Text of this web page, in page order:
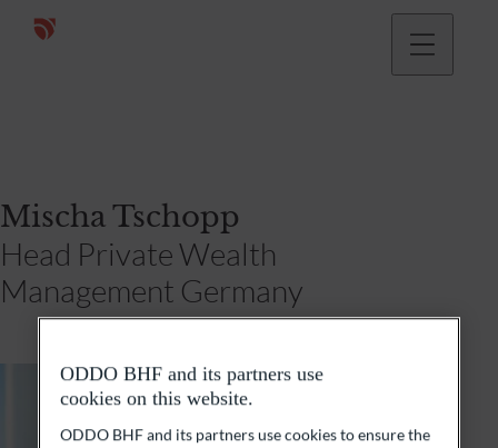
Mischa Tschopp
Head Private Wealth
Management Germany
ODDO BHF and its partners use
cookies on this website.
ODDO BHF and its partners use cookies to ensure the